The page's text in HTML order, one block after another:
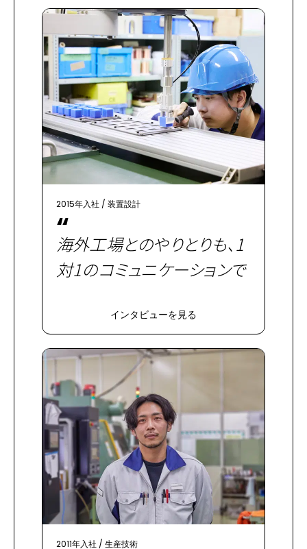
2015年入社 / 装置設計
“
海外工場とのやりとりも、1
対1のコミュニケーションで
インタビューを見る
2011年入社 / 生産技術